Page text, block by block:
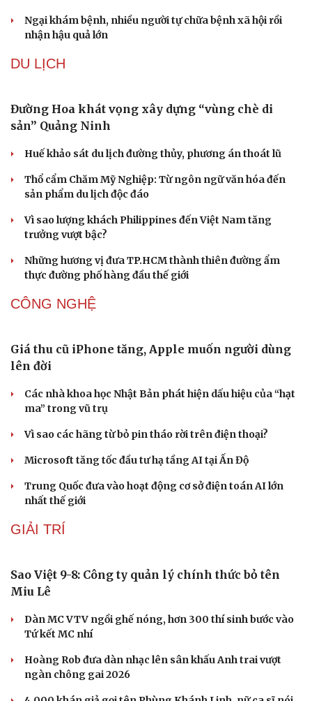
Săn Tour
check-in
Câu chuyện thời sự
Đọc truyện đêm khuya
Hạt giống tâm hồn
Ngại khám bệnh, nhiều người tự chữa bệnh xã hội rồi
nhận hậu quả lớn
DU LỊCH
Đường Hoa khát vọng xây dựng “vùng chè di
sản” Quảng Ninh
Huế khảo sát du lịch đường thủy, phương án thoát lũ
sản phẩm du lịch độc đáo
Vì sao lượng khách Philippines đến Việt Nam tăng
Những hương vị đưa TP.HCM thành thiên đường ẩm
CÔNG NGHỆ
lên đời
Các nhà khoa học Nhật Bản phát hiện dấu hiệu của “hạt